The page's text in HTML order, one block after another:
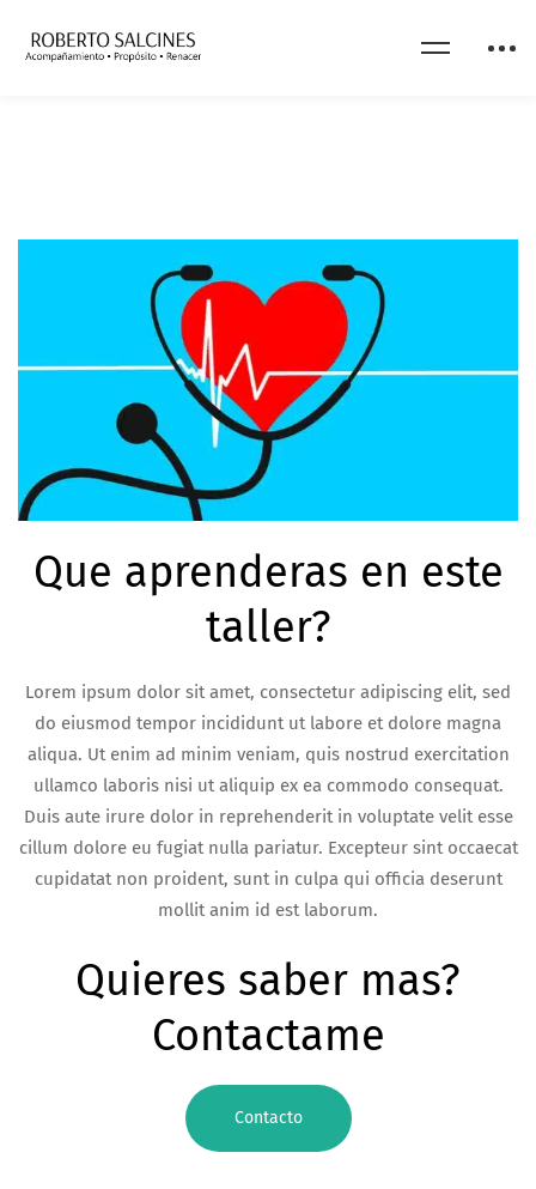
Que aprenderas en este
taller?
Lorem ipsum dolor sit amet, consectetur adipiscing elit, sed
do eiusmod tempor incididunt ut labore et dolore magna
aliqua. Ut enim ad minim veniam, quis nostrud exercitation
ullamco laboris nisi ut aliquip ex ea commodo consequat.
Duis aute irure dolor in reprehenderit in voluptate velit esse
cillum dolore eu fugiat nulla pariatur. Excepteur sint occaecat
cupidatat non proident, sunt in culpa qui officia deserunt
mollit anim id est laborum.
Quieres saber mas?
Contactame
Contacto